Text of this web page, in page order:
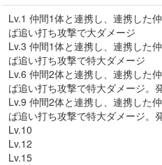
Lv.1 仲間1体と連携し、連携した
ば追い打ち攻撃で大ダメージ
Lv.3 仲間1体と連携し、連携した
ば追い打ち攻撃で特大ダメージ
Lv.6 仲間2体と連携し、連携した
ば追い打ち攻撃で特大ダメージ。
Lv.9 仲間2体と連携し、連携した
ば追い打ち攻撃で特大ダメージ。
Lv.10
Lv.12
Lv.15